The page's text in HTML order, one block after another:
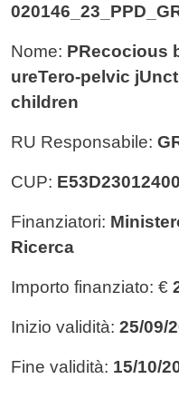
Nome: PRecocious
ureTero-pelvic
children
RU Responsabile:
CUP:
Finanziatori:
Ricerca
Importo finanziato: €
Inizio validità: 25/09/
Fine validità: 15/10/